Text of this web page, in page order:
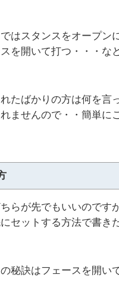
はスタンスをオープン
を開いて打つ・・・な
たばかりの方は何を言
ませんので・・簡単に
らが先でもいいのです
セットする方法で書き
秘訣はフェースを開い